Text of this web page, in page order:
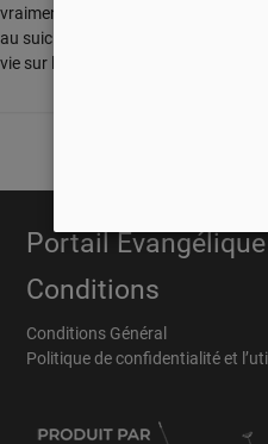
vraiment aider une personne qui
au suicide, par exemple. Ce ne
vie sur la Bible?
Portail Évangélique
Conditions
Conditions Général
Politique de confidentialité et